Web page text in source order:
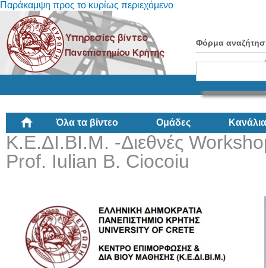
Παράκαμψη προς το κυρίως περιεχόμενο
Φόρμα
Όλα τα βίντεο Ομάδες Κανάλια
Κ.Ε.ΔΙ.ΒΙ.Μ. -Διεθνές
Prof. Iulian B. Ciocoiu